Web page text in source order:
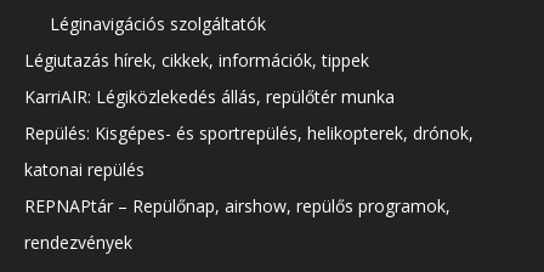
Léginavigációs szolgáltatók
Légiutazás hírek, cikkek, információk, tippek
KarriAIR: Légiközlekedés állás, repülőtér munka
Repülés: Kisgépes- és sportrepülés, helikopterek, drónok,
katonai repülés
REPNAPtár – Repülőnap, airshow, repülős programok,
rendezvények